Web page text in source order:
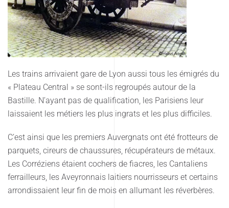
Les trains arrivaient gare de Lyon aussi tous les émigrés du
« Plateau Central » se sont-ils regroupés autour de la
Bastille. N’ayant pas de qualification, les Parisiens leur
laissaient les métiers les plus ingrats et les plus difficiles.
C’est ainsi que les premiers Auvergnats ont été frotteurs de
parquets, cireurs de chaussures, récupérateurs de métaux.
Les Corréziens étaient cochers de fiacres, les Cantaliens
ferrailleurs, les Aveyronnais laitiers nourrisseurs et certains
arrondissaient leur fin de mois en allumant les réverbères.